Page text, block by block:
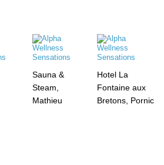
Sauna &
Steam,
Mathieu
Hotel La
Fontaine aux
Bretons, Pornic